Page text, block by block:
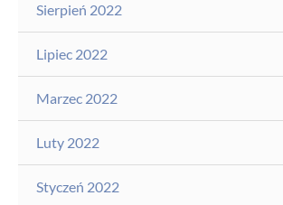
Sierpień 2022
Lipiec 2022
Marzec 2022
Luty 2022
Styczeń 2022